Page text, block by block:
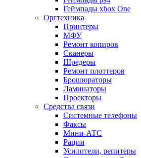
Геймпады xbox One
Оргтехника
Принтеры
МФУ
Ремонт копиров
Сканеры
Шредеры
Ремонт плоттеров
Брошюраторы
Ламинаторы
Проекторы
Средства связи
Системные телефоны
Факсы
Мини-АТС
Рации
Усилители, репитеры